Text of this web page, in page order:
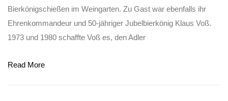
Bierkönigschießen im Weingarten. Zu Gast war ebenfalls ihr
Ehrenkommandeur und 50-jähriger Jubelbierkönig Klaus Voß.
1973 und 1980 schaffte Voß es, den Adler
Read More